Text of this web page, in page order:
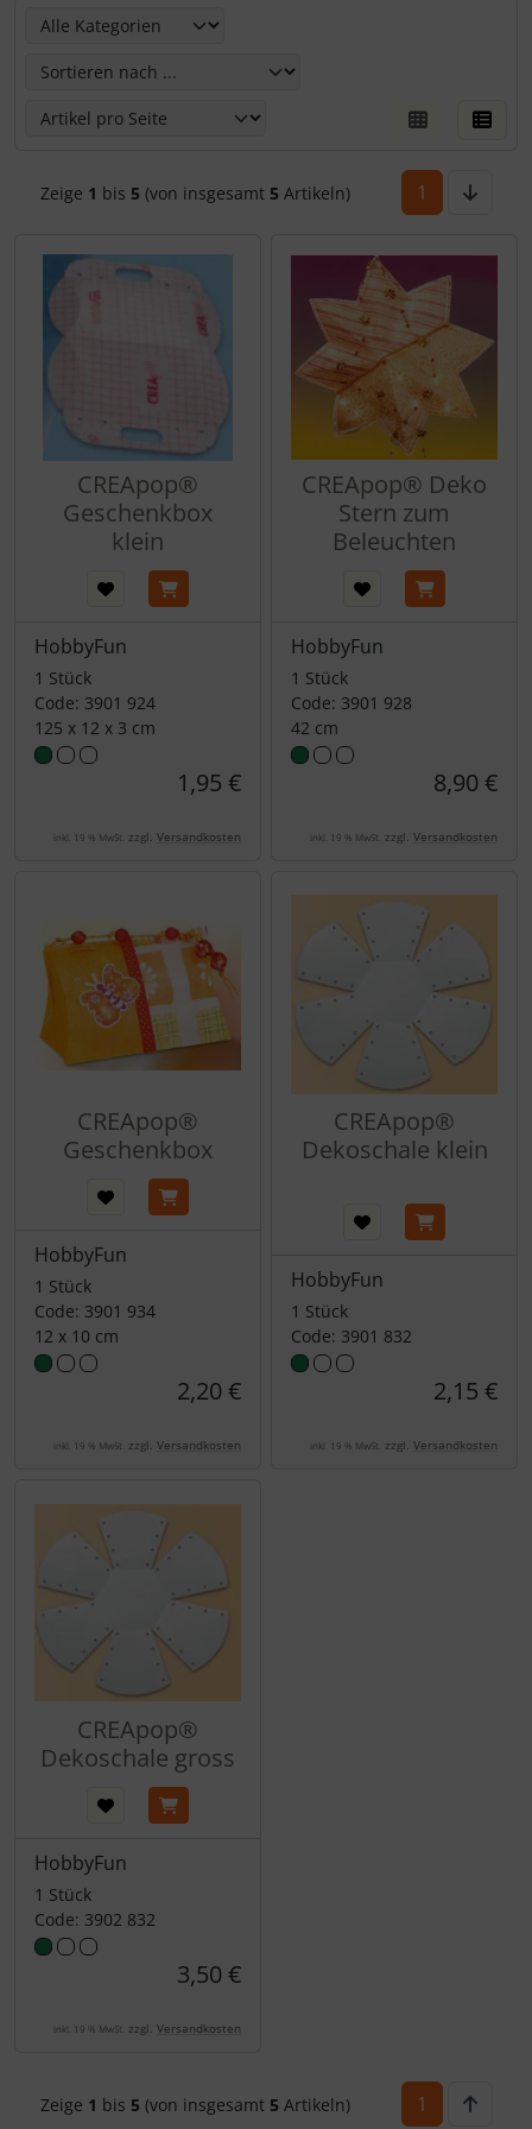
Zeige 1 bis 5 (von insgesamt 5 Artikeln) 1
CREApop®
Geschenkbox
klein
HobbyFun
1 Stück
Code: 3901 924
125 x 12 x 3 cm
1,95 €
inkl. 19 % MwSt. zzgl. Versandkosten
CREApop® Deko
Stern zum
Beleuchten
HobbyFun
1 Stück
Code: 3901 928
42 cm
8,90 €
inkl. 19 % MwSt. zzgl. Versandkosten
CREApop®
Geschenkbox
HobbyFun
1 Stück
Code: 3901 934
12 x 10 cm
2,20 €
inkl. 19 % MwSt. zzgl. Versandkosten
CREApop®
Dekoschale klein
HobbyFun
1 Stück
Code: 3901 832
2,15 €
inkl. 19 % MwSt. zzgl. Versandkosten
CREApop®
Dekoschale gross
HobbyFun
1 Stück
Code: 3902 832
3,50 €
inkl. 19 % MwSt. zzgl. Versandkosten
Zeige 1 bis 5 (von insgesamt 5 Artikeln) 1